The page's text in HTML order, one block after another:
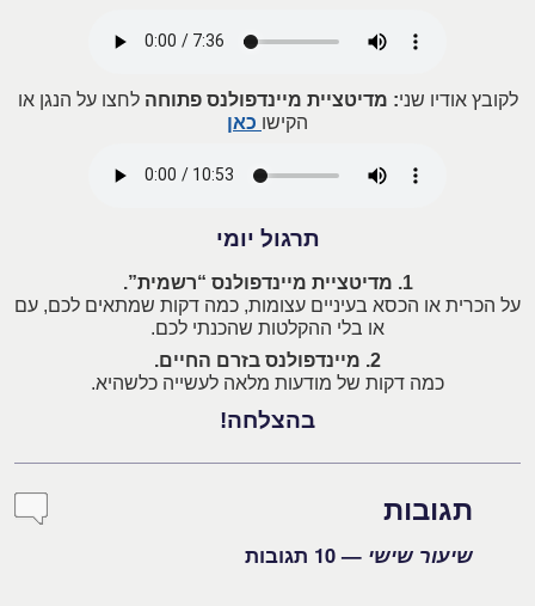
לקובץ אודיו שני: מדיטציית מיינדפולנס פתוחהלחצו על הנגן או
הקישו כאן
תרגול יומי
1. מדיטציית מיינדפולנס “רשמית”.
על הכרית או הכסא בעיניים עצומות, כמה דקות שמתאים לכם, עם
או בלי ההקלטות שהכנתי לכם.
2. מיינדפולנס בזרם החיים.
כמה דקות של מודעות מלאה לעשייה כלשהיא.
בהצלחה!
תגובות
שיעור שישי — 10 תגובות